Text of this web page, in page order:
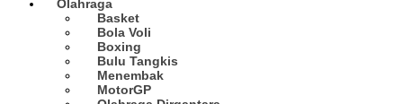
Olahraga
Basket
Bola Voli
Boxing
Bulu Tangkis
Menembak
MotorGP